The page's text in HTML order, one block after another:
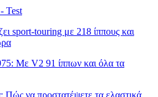
Test
sport-touring με 218 ίππους και
Με V2 91 ίππων και όλα τα